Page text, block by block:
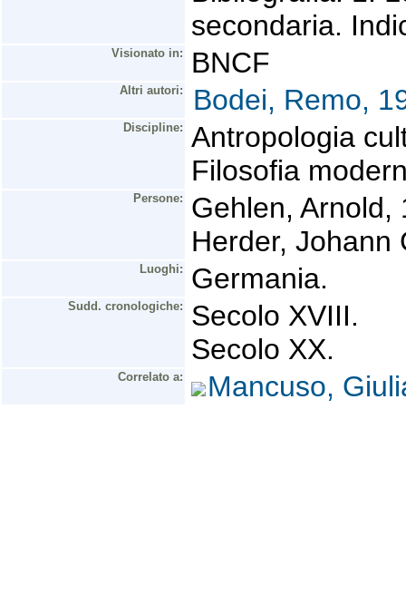
secondaria.
Visionato in: BNCF
Altri autori: Bodei, Remo,
Discipline:
Antropologia
Filosofia
Persone:
Gehlen, Arnold,
Herder, Johann
Luoghi: Germania.
Sudd. cronologiche:
Secolo XVIII.
Secolo XX.
Correlato a: Mancuso,